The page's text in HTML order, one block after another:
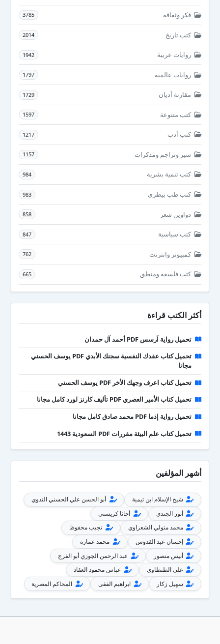
فكر وثقافة 3785
كتب تاريخ 2014
روايات عربية 1942
روايات عالمية 1797
مقارنة أديان 1729
كتب متنوعة 1597
كتب أدب 1217
سير وتراجم ومذكرات 1157
كتب تنمية بشرية 984
كتب طب بيطرى 983
دواوين شعر 858
كتب سياسية 847
كمبيوتر وانترنت 762
كتب فلسفة ومنطق 665
أكثر الكتب قراءة
تحميل رواية آرسس PDF أحمد آل حمدان
تحميل كتاب عقدك النفسية سجنك الأبدي PDF يوسف الحسني
مجانا
تحميل كتاب اعرف وجهك الأخر PDF يوسف الحسني
تحميل كتاب الأمير العصري PDF تأليف كارنز لورد كامل مجانا
تحميل رواية إذما PDF محمد صادق كامل مجانا
تحميل كتاب علم البيئة مقررات PDF السعودية 1443
أشهر المؤلفين
شيخ الإسلام ابن تيمية
أبو الحسن علي الحسني الندوي
أنور الجندي
أجاثا كريستي
محمد متولي الشعراوي
نجيب محفوظ
إحسان عبد القدوس
محمد عمارة
أنيس منصور
عبد الرحمن الجوزي أبو الفرج
علي الطنطاوي
عباس محمود العقاد
سهيل زكار
ابراهيم الفقى المحاكم المصرية